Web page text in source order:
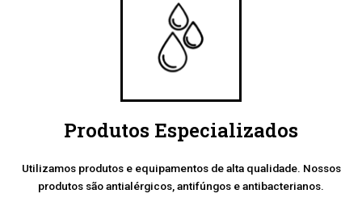
Produtos Especializados
Utilizamos produtos e equipamentos de alta qualidade. Nossos
produtos são antialérgicos, antifúngos e antibacterianos.